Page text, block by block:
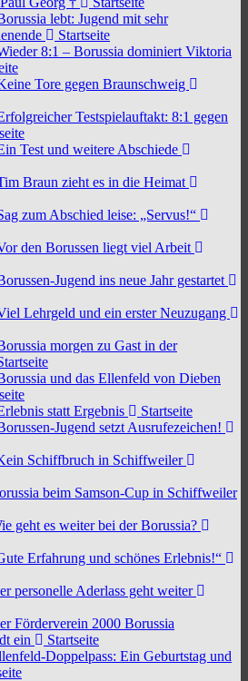
lebt: Jugend mit sehr
Startseite
8:1 – Borussia dominiert Viktoria
Tore gegen Braunschweig
Testspielauftakt: 8:1 gegen
Test und weitere Abschiede
Braun zieht es in die Heimat
zum Abschied leise: „Servus!“
den Borussen liegt viel Arbeit
Jugend ins neue Jahr gestartet
Lehrgeld und ein erster Neuzugang
morgen zu Gast in der
und das Ellenfeld von Dieben
statt Ergebnis
Startseite
Jugend setzt Ausrufezeichen!
Schiffbruch in Schiffweiler
beim Samson-Cup in Schiffweiler
geht es weiter bei der Borussia?
Erfahrung und schönes Erlebnis!“
personelle Aderlass geht weiter
Förderverein 2000 Borussia
ein
Startseite
Doppelpass: Ein Geburtstag und